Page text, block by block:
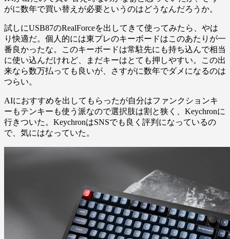
がに数年で買い替えが必要というのはどうなんだろうか。
試しにUSB87のRealForceを出してきて使ってみたら、やは
り快適だ。個人的には東プレのキーボードはこのあたりが一
番良かったな。このキーボードは常駐先にも持ち込んで相当
に使い込んだけれど、まだキーはとても押しやすい。この出
来なら数万払っても良いが、さすがに数年でダメになるのは
つらい。
AIにおすすめを出してもらったが自分はファンクションキ
ーもテンキーも使う派なので選択肢は割と狭く、Keychronに
行きついた。KeychronはSNSでも良く評判になっているの
で、気にはなっていた。